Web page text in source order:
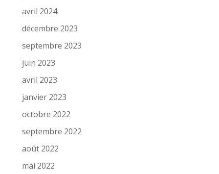
avril 2024
décembre 2023
septembre 2023
juin 2023
avril 2023
janvier 2023
octobre 2022
septembre 2022
août 2022
mai 2022